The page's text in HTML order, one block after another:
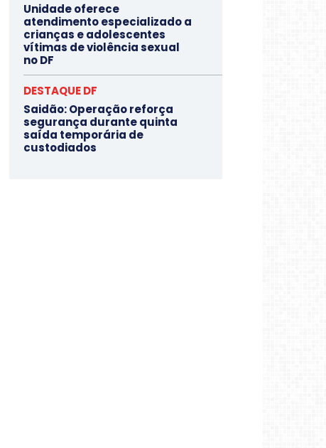
Unidade oferece
atendimento especializado a
crianças e adolescentes
vítimas de violência sexual
no DF
DESTAQUE DF
Saidão: Operação reforça
segurança durante quinta
saída temporária de
custodiados